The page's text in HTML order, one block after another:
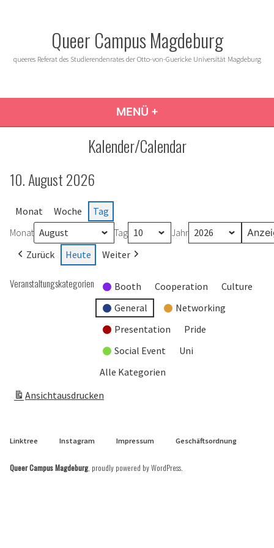
Queer Campus Magdeburg
queeres Referat des Studierendenrates der Otto-von-Guericke Universität Magdeburg
MENÜ +
Kalender/Calendar
10. August 2026
Monat Woche Tag
Monat Tag Jahr
Zurück Heute Weiter
Veranstaltungskategorien Booth Cooperation
Culture
General
Networking
Presentation
Pride
Social Event
Uni
Alle Kategorien
Ansichtausdrucken
Linktree Instagram Impressum Geschäftsordnung
Queer Campus Magdeburg, proudly powered by WordPress.